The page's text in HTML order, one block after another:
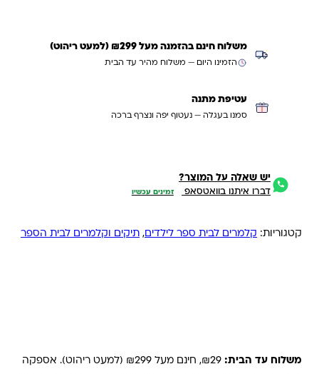
משלוח חינם בהזמנה מעל ₪299 (למעט ריהוט)
הזמינו היום — משלוח מהיר עד הבית
עטיפת מתנה
סמנו בעגלה — נעטוף יפה ונצרף ברכה
יש שאלה על המוצר?
דברו איתנו בוואטסאפ זמינים עכשיו
קטגוריות: קלמרים לבית ספר לילדים, תיקים וקלמרים לבית הספר
משלוח עד הבית: ₪29, חינם מעל ₪299 (למעט ריהוט). אספקה